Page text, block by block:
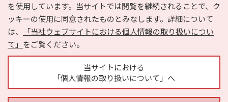
を使用しています。当サイトでは閲覧を継続されることで、ク
ッキーの使用に同意されたものとみなします。詳細について
は、
「当社ウェブサイトにおける個人情報の取り扱いについ
て」 をご覧ください。
当サイトにおける
「個人情報の取り扱いについて」へ
e-NAVITA（イーナビタ）とは？ お気に入り
ヘルプ
利用規約
個人情報の取り扱いについて
運営会社
サイトマップ
広告掲載に関するお問い合わせ